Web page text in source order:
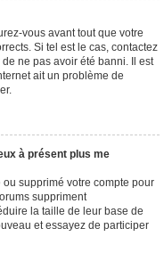
vous avant tout que votre
Si tel est le cas, contactez
ne pas avoir été banni. Il est
ait un problème de
à présent plus me
ou supprimé votre compte pour
suppriment
la taille de leur base de
et essayez de participer